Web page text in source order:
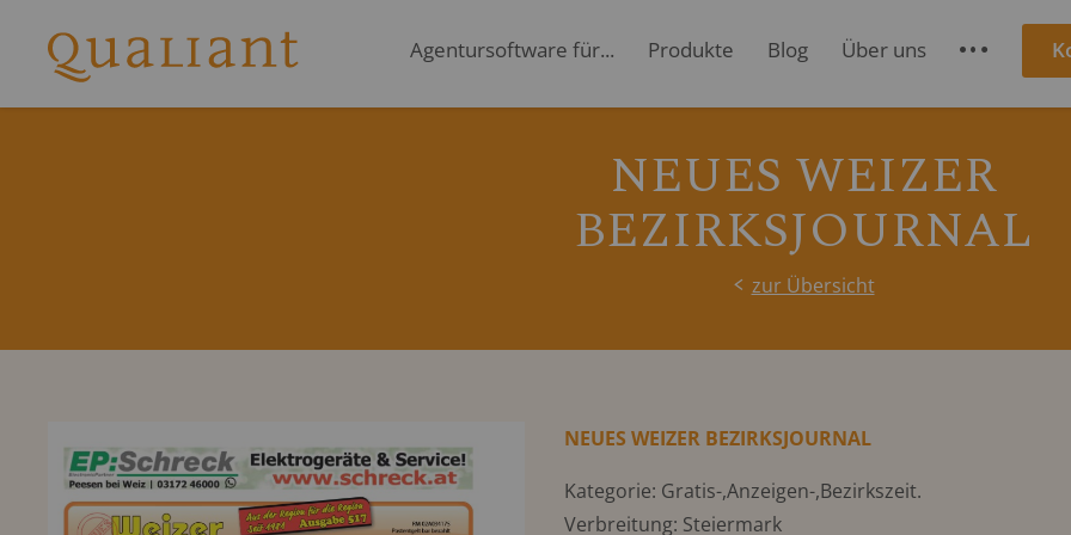
Agentursoftware für... Produkte Blog Über uns S
NEUES WEIZER
BEZIRKSJOURNAL
zur Übersicht
NEUES WEIZER BEZIRKSJOURNAL
Kategorie: Gratis-,Anzeigen-,Bezirkszeit.
Verbreitung: Steiermark